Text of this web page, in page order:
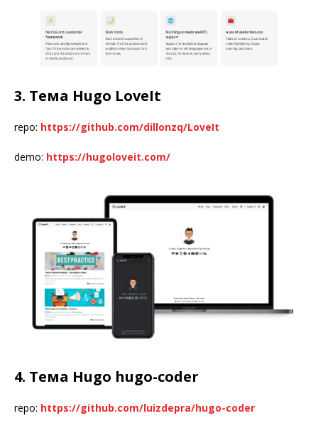
3. Тема Hugo LoveIt
repo: https://github.com/dillonzq/LoveIt
demo: https://hugoloveit.com/
4. Тема Hugo hugo-coder
repo: https://github.com/luizdepra/hugo-coder